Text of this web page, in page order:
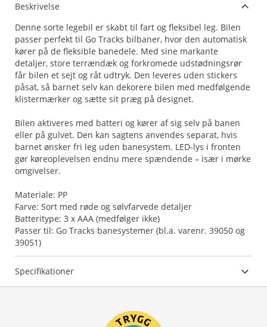
Beskrivelse
Denne sorte legebil er skabt til fart og fleksibel leg. Bilen
passer perfekt til Go Tracks bilbaner, hvor den automatisk
kører på de fleksible banedele. Med sine markante
detaljer, store terrændæk og forkromede udstødningsrør
får bilen et sejt og råt udtryk. Den leveres uden stickers
påsat, så barnet selv kan dekorere bilen med medfølgende
klistermærker og sætte sit præg på designet.
Bilen aktiveres med batteri og kører af sig selv på banen
eller på gulvet. Den kan sagtens anvendes separat, hvis
barnet ønsker fri leg uden banesystem. LED-lys i fronten
gør køreoplevelsen endnu mere spændende – især i mørke
omgivelser.
Materiale: PP
Farve: Sort med røde og sølvfarvede detaljer
Batteritype: 3 x AAA (medfølger ikke)
Passer til: Go Tracks banesystemer (bl.a. varenr. 39050 og
39051)
Specifikationer